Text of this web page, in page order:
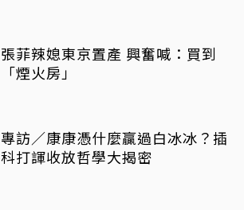
張菲辣媳東京置產 興奮喊：買到
「煙火房」
專訪／康康憑什麼贏過白冰冰？插
科打諢收放哲學大揭密